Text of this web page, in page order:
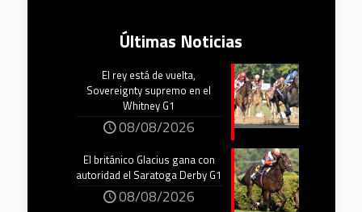
Últimas Noticias
El rey está de vuelta,
Sovereignty supremo en el
Whitney G1
08/08/2026
El británico Glacius gana con
autoridad el Saratoga Derby G1
08/08/2026